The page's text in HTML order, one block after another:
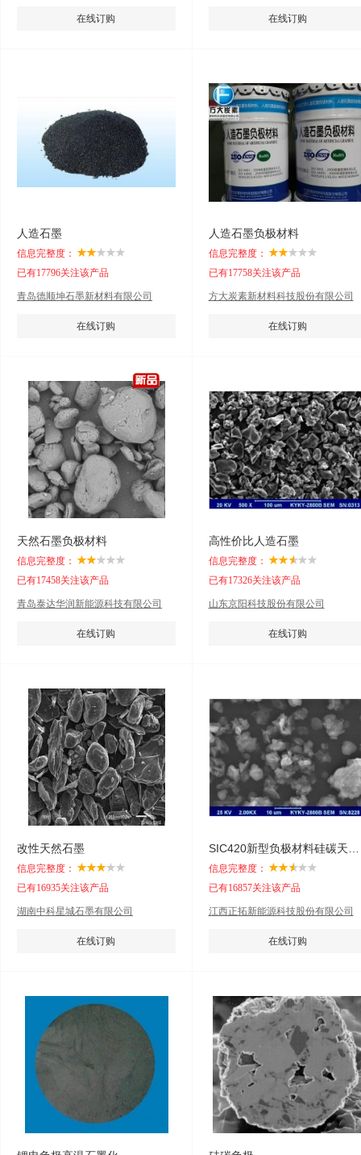
在线订购
在线订购
人造石墨
信息完整度：
已有17796关注该产品
青岛德顺坤石墨新材料有限公司
在线订购
人造石墨负极材料
信息完整度：
已有17758关注该产品
方大炭素新材料科技股份有限公司
在线订购
天然石墨负极材料
信息完整度：
已有17458关注该产品
青岛泰达华润新能源科技有限公司
在线订购
高性价比人造石墨
信息完整度：
已有17326关注该产品
山东京阳科技股份有限公司
在线订购
改性天然石墨
信息完整度：
已有16935关注该产品
湖南中科星城石墨有限公司
在线订购
信息完整度：
已有16857关注该产品
江西正拓新能源科技股份有限公司
在线订购